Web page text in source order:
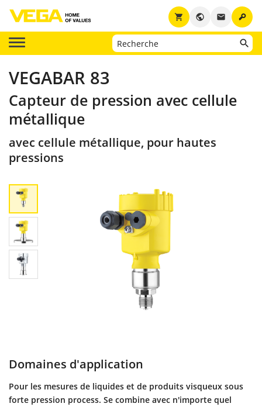
key
email
public
shopping_cart
VEGABAR 83
Capteur de pression avec cellule
métallique
avec cellule métallique, pour hautes
pressions
Domaines d'application
Pour les mesures de liquides et de produits visqueux sous
forte pression process. Se combine avec n'importe quel